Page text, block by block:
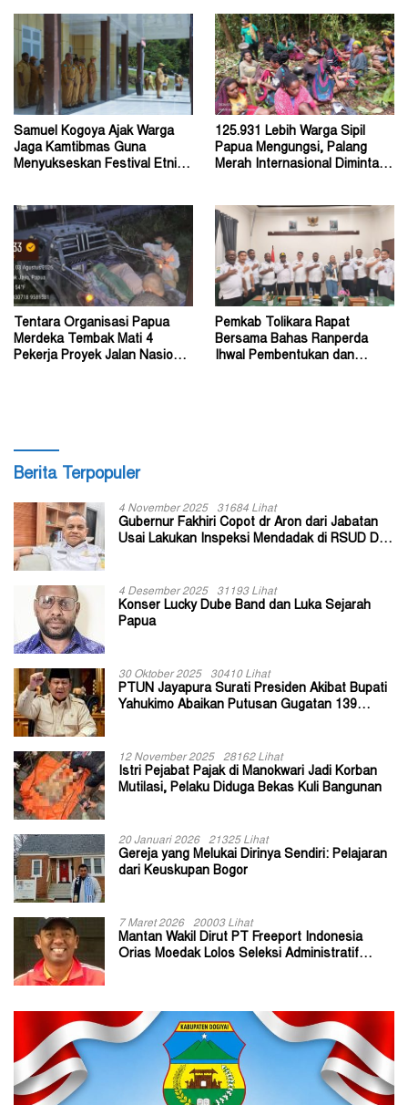
Samuel Kogoya Ajak Warga
Jaga Kamtibmas Guna
Menyukseskan Festival Etnik
125.931 Lebih Warga Sipil
Papua Mengungsi, Palang
Merah Internasional Diminta
Tentara Organisasi Papua
Merdeka Tembak Mati 4
Pekerja Proyek Jalan Nasional
Pemkab Tolikara Rapat
Bersama Bahas Ranperda
Ihwal Pembentukan dan
Berita Terpopuler
4 November 2025 31684 Lihat
Gubernur Fakhiri Copot dr Aron dari Jabatan
Usai Lakukan Inspeksi Mendadak di RSUD Dok
4 Desember 2025 31193 Lihat
Konser Lucky Dube Band dan Luka Sejarah
Papua
30 Oktober 2025 30410 Lihat
PTUN Jayapura Surati Presiden Akibat Bupati
Yahukimo Abaikan Putusan Gugatan 139
12 November 2025 28162 Lihat
Istri Pejabat Pajak di Manokwari Jadi Korban
Mutilasi, Pelaku Diduga Bekas Kuli Bangunan
20 Januari 2026 21325 Lihat
Gereja yang Melukai Dirinya Sendiri: Pelajaran
dari Keuskupan Bogor
7 Maret 2026 20003 Lihat
Mantan Wakil Dirut PT Freeport Indonesia
Orias Moedak Lolos Seleksi Administratif